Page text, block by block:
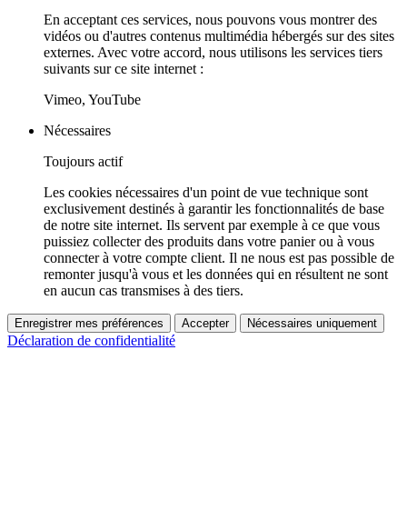
En acceptant ces services, nous pouvons vous montrer des
vidéos ou d'autres contenus multimédia hébergés sur des sites
externes. Avec votre accord, nous utilisons les services tiers
suivants sur ce site internet :
Vimeo, YouTube
Nécessaires
Toujours actif
Les cookies nécessaires d'un point de vue technique sont
exclusivement destinés à garantir les fonctionnalités de base
de notre site internet. Ils servent par exemple à ce que vous
puissiez collecter des produits dans votre panier ou à vous
connecter à votre compte client. Il ne nous est pas possible de
remonter jusqu'à vous et les données qui en résultent ne sont
en aucun cas transmises à des tiers.
Enregistrer mes préférences Accepter Nécessaires uniquement
Déclaration de confidentialité